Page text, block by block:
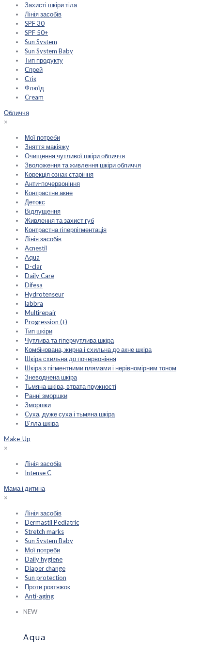
Захисті шкіри тіла
Лінія засобів
SPF 30
SPF 50+
Sun System
Sun System Baby
Тип продукту
Спрей
Стік
Флюїд
Cream
Обличчя
×
Мої потреби
Зняття макіяжу
Очищення чутливої шкіри обличчя
Зволоження та живлення шкіри обличчя
Корекція ознак старіння
Анти-почервоніння
Контрастне акне
Детокс
Відлущення
Живлення та захист губ
Контрастна гіперпігментація
Лінія засобів
Acnestil
Aqua
D-clar
Daily Care
Difesa
Hydrotenseur
labbra
Multirepair
Progression (+)
Тип шкіри
Чутлива та гіперчутлива шкіра
Комбінована, жирна і схильна до акне шкіра
Шкіра схильна до почервоніння
Шкіра з пігментними плямами і нерівномірним тоном
Зневоднена шкіра
Тьмяна шкіра, втрата пружності
Ранні зморшки
Зморшки
Суха, дуже суха і тьмяна шкіра
В'яла шкіра
Make-Up
×
Лінія засобів
Intense C
Мама і дитина
×
Лінія засобів
Dermastil Pediatric
Stretch marks
Sun System Baby
Мої потреби
Daily hygiene
Diaper change
Sun protection
Проти розтяжок
Anti-aging
NEW
Aqua